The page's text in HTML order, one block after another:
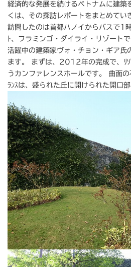
経済的な発展を続けるベトナムに建築
くは、その探訪レポートをまとめてい
訪問したのは首都ハノイからバスで1
ﾄ、フラミンゴ・ダイライ・リゾート
活躍中の建築家ヴォ・チョン・ギア氏
ます。 まずは、2012年の完成で、ﾘｿ
うカンファレンスホールです。 曲面
ﾗﾝｽは、盛られた丘に開けられた開口